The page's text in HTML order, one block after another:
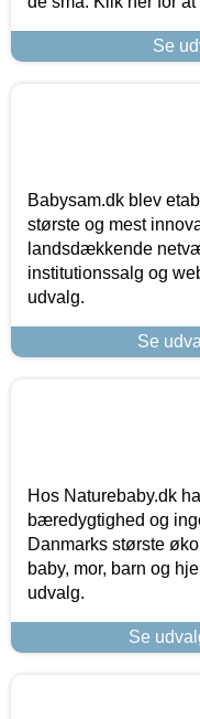
Se
Babysam.dk blev
største og mest
landsdækkende
institutionssalg og
udvalg.
Se
Hos Naturebaby.dk
bæredygtighed og
Danmarks største
baby, mor, barn og
udvalg.
Se